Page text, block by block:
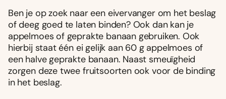
Ben je op zoek naar een eivervanger om het beslag
of deeg goed te laten binden? Ook dan kan je
appelmoes of geprakte banaan gebruiken. Ook
hierbij staat één ei gelijk aan 60 g appelmoes of
een halve geprakte banaan. Naast smeuïgheid
zorgen deze twee fruitsoorten ook voor de binding
in het beslag.